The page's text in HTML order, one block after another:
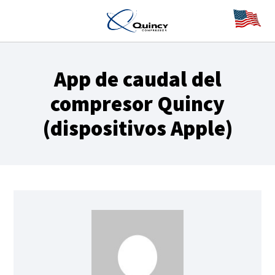
App de caudal del
compresor Quincy
(dispositivos Apple)